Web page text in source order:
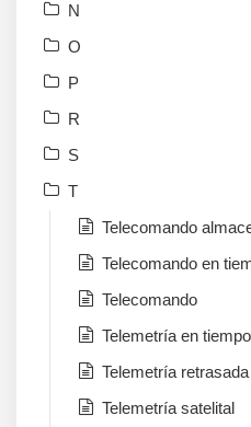
N
O
P
R
S
T
Telecomando
Telecomando en
Telecomando
Telemetría en
Telemetría retrasada
Telemetría satelital